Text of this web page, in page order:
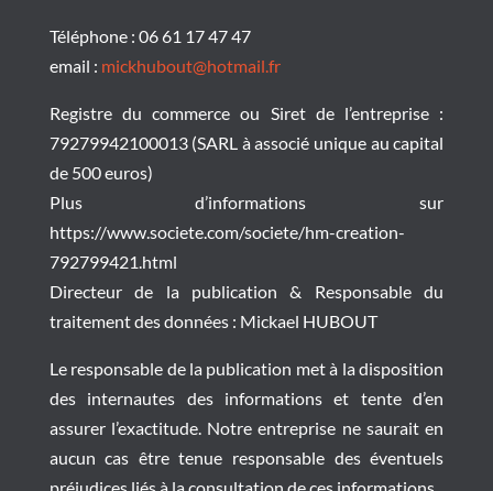
Téléphone : 06 61 17 47 47
email : mickhubout@hotmail.fr
Registre du commerce ou Siret de l’entreprise :
79279942100013 (SARL à associé unique au capital
de 500 euros)
Plus d’informations sur
https://www.societe.com/societe/hm-creation-
792799421.html
Directeur de la publication & Responsable du
traitement des données : Mickael HUBOUT
Le responsable de la publication met à la disposition
des internautes des informations et tente d’en
assurer l’exactitude. Notre entreprise ne saurait en
aucun cas être tenue responsable des éventuels